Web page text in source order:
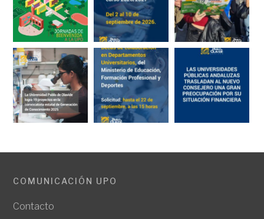
COMUNICACIÓN UPO
Contacto